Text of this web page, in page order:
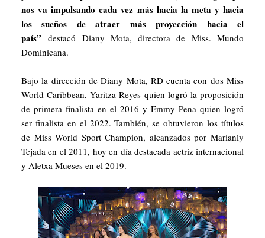
nos va impulsando cada vez más hacia la meta y hacia
los sueños de atraer más proyección hacia el
país”destacó Diany Mota, directora de Miss. Mundo
Dominicana.
Bajo la dirección de Diany Mota, RD cuenta con dos Miss
World Caribbean, Yaritza Reyes quien logró la proposición
de primera finalista en el 2016 y Emmy Pena quien logró
ser finalista en el 2022. También, se obtuvieron los títulos
de Miss World Sport Champion, alcanzados por Marianly
Tejada en el 2011, hoy en día destacada actriz internacional
y Aletxa Mueses en el 2019.